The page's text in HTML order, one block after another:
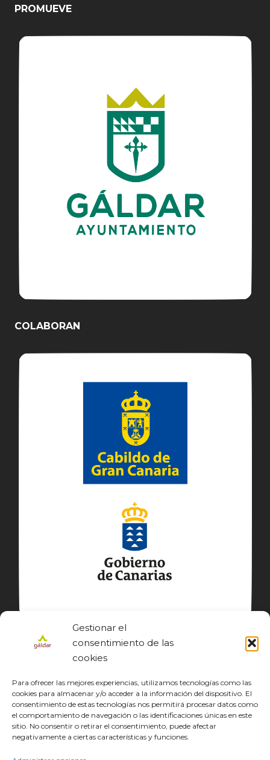
Gestionar el
consentimiento de las
cookies
Para ofrecer las mejores experiencias, utilizamos tecnologías como las
cookies para almacenar y/o acceder a la información del dispositivo. El
consentimiento de estas tecnologías nos permitirá procesar datos como
el comportamiento de navegación o las identificaciones únicas en este
sitio. No consentir o retirar el consentimiento, puede afectar
negativamente a ciertas características y funciones.
PROMUEVE
COLABORAN
© GÁLDAR JACOBEO 2027
CONOCE